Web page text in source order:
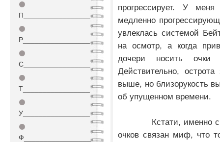
⚫
П_________________
⚫
Р_________________
⚫
С_________________
⚫
Т_________________
⚫
У_________________
⚫
Ф_________________
прогрессирует. У
медленно
увлеклась системой
на осмотр, а когда
дочери носить
Действительно,
выше, но близорукость
об упущенном времени.
Кстати, именно с
очков связан миф, что